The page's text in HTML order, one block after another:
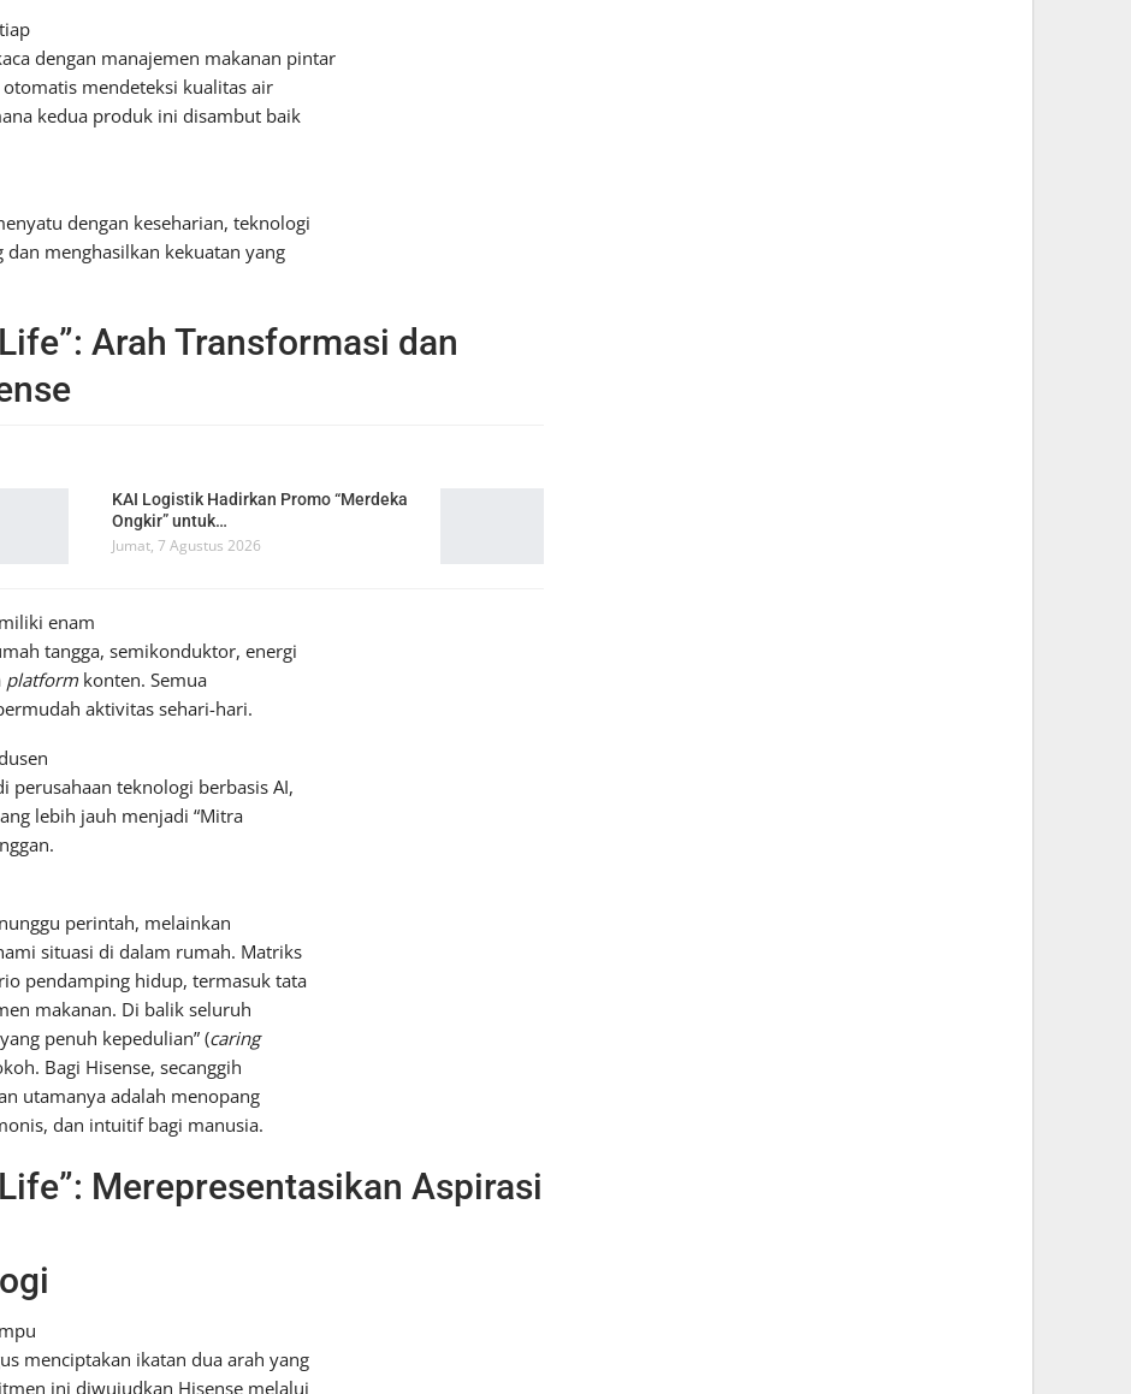
dengan manajemen makanan pintar
mendeteksi kualitas air
kedua produk ini disambut baik
dengan keseharian, teknologi
menghasilkan kekuatan yang
Arah Transformasi dan
KAI Logistik Hadirkan Promo “Merdeka
Ongkir” untuk…
Jumat, 7 Agustus 2026
enam
tangga, semikonduktor, energi
platform konten. Semua
aktivitas sehari-hari.
teknologi berbasis AI,
lebih jauh menjadi “Mitra
perintah, melainkan
situasi di dalam rumah. Matriks
pendamping hidup, termasuk tata
makanan. ​Di balik seluruh
penuh kepedulian” (caring
Bagi Hisense, secanggih
utamanya adalah menopang
dan intuitif bagi manusia.
Merepresentasikan Aspirasi
menciptakan ikatan dua arah yang
ini diwujudkan Hisense melalui